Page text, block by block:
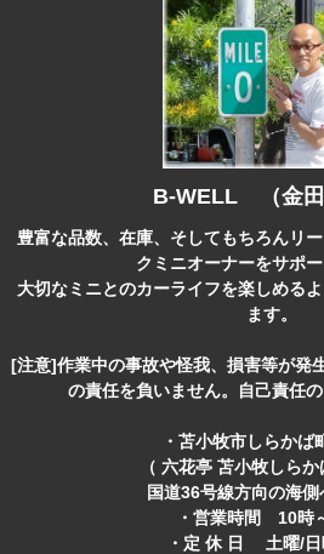
B-WELL （金田
豊富な品数、在庫、そしてもちろんリ
クミニオーナーをサポー
大切なミニとのカーライフを楽しめる
ます。
[注意]作業中の事故や怪我、損害等が発
の責任を負いません。自己責任の
・苫小牧市しらかば
（ 六花亭 苫小牧しら
国道36号線方向の海側
・営業時間 10時
・定 休 日 土曜/日